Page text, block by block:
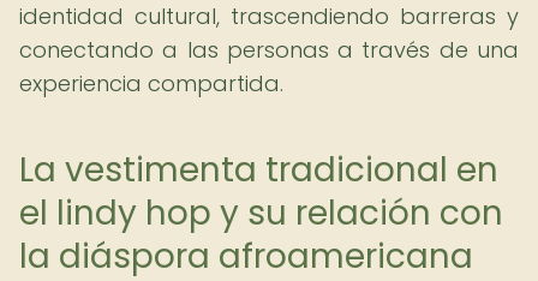
identidad cultural, trascendiendo barreras y
conectando a las personas a través de una
experiencia compartida.
La vestimenta tradicional en
el lindy hop y su relación con
la diáspora afroamericana